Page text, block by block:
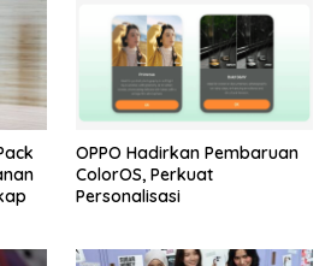
OPPO Hadirkan Pembaruan
ColorOS, Perkuat
Personalisasi